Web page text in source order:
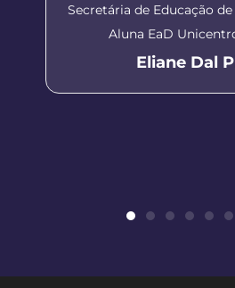
Secretária de Educação
Aluna EaD
Eliane Dal